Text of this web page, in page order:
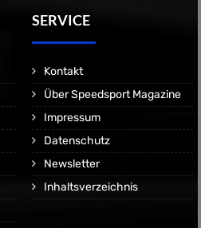
SERVICE
Kontakt
Über Speedsport Magazine
Impressum
Datenschutz
Newsletter
Inhaltsverzeichnis